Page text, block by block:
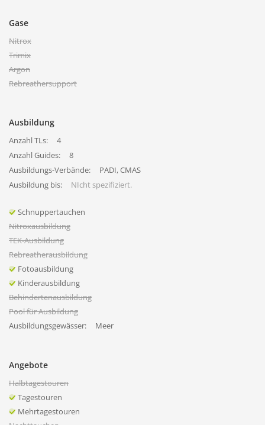
Gase
Nitrox
Trimix
Argon
Rebreathersupport
Ausbildung
Anzahl TLs:
4
Anzahl Guides:
8
Ausbildungs-Verbände:
PADI, CMAS
Ausbildung bis:
NIcht spezifiziert.
Schnuppertauchen
Nitroxausbildung
TEK-Ausbildung
Rebreatherausbildung
Fotoausbildung
Kinderausbildung
Behindertenausbildung
Pool für Ausbildung
Ausbildungsgewässer:
Meer
Angebote
Halbtagestouren
Tagestouren
Mehrtagestouren